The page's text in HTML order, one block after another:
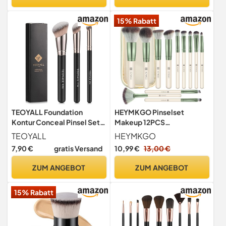
TEOYALL Foundation
Kontur Conceal Pinsel Set,
3PCS Angewinkelte
Synthetische Kabuki Pinsel
zum Mischen, Festlegen
flüssigen, Cremes und
TEOYALL
7,90 € gratis Versand
ZUM ANGEBOT
15% Rabatt
HEYMKGO Pinselset
Makeup 12PCS
Professionelle Makeup
Pinsel Set Premium
Synthetische Stiftung
Lidschatten Augenbraue
HEYMKGO
10,99 € 13,00 €
ZUM ANGEBOT
15% Rabatt